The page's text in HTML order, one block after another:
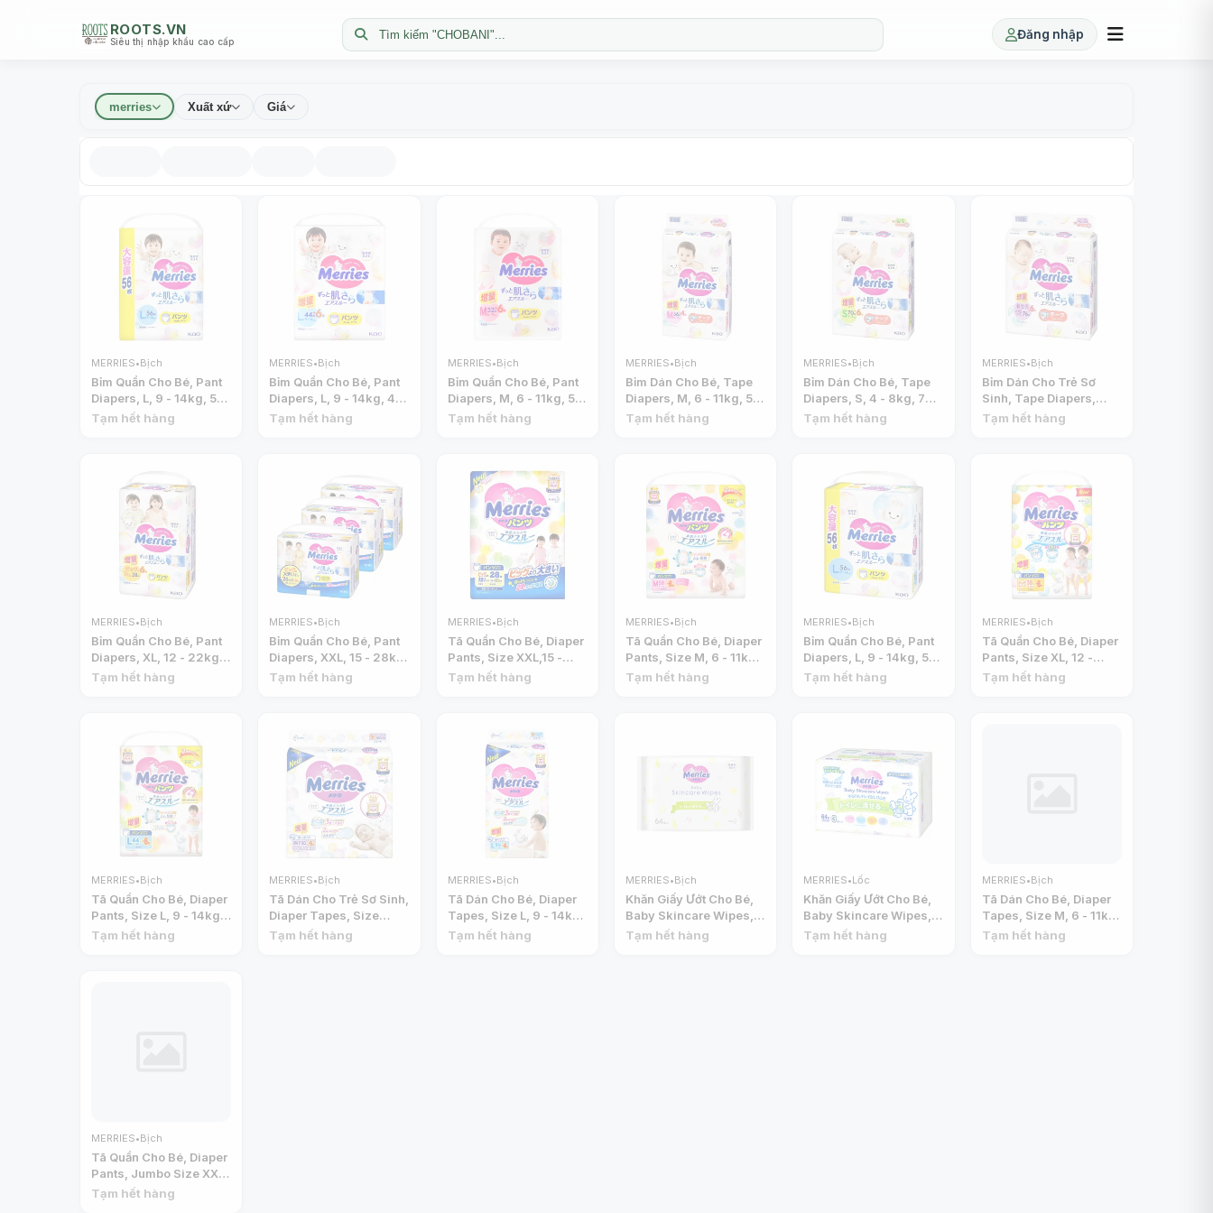
ROOTS.VN
Siêu thị nhập khẩu cao cấp
Tìm kiếm "CHOBANI"... Đăng nhập
merries Xuất xứ Giá
MERRIES•Bịch
Bỉm Quần Cho Bé, Pant
Diapers, L, 9 - 14kg, 56
Miếng - MERRIES
Tạm hết hàng
MERRIES•Bịch
Bỉm Quần Cho Bé, Pant
Diapers, L, 9 - 14kg, 44
+ 6 Miếng - MERRIES
Tạm hết hàng
MERRIES•Bịch
Bỉm Quần Cho Bé, Pant
Diapers, M, 6 - 11kg, 52
+ 6 Miếng - MERRIES
Tạm hết hàng
MERRIES•Bịch
Bỉm Dán Cho Bé, Tape
Diapers, M, 6 - 11kg, 56
+ 4 Miếng - MERRIES
Tạm hết hàng
MERRIES•Bịch
Bỉm Dán Cho Bé, Tape
Diapers, S, 4 - 8kg, 70
+ 6 Miếng - MERRIES
Tạm hết hàng
MERRIES•Bịch
Bỉm Dán Cho Trẻ Sơ
Sinh, Tape Diapers,
Newborn, ~5000g, 76 +
Tạm hết hàng
MERRIES•Bịch
Bỉm Quần Cho Bé, Pant
Diapers, XL, 12 - 22kg,
38 + 6 Miếng -
Tạm hết hàng
MERRIES•Bịch
Bỉm Quần Cho Bé, Pant
Diapers, XXL, 15 - 28kg,
28 Miếng (46 - 64cm) -
Tạm hết hàng
MERRIES•Bịch
Tã Quần Cho Bé, Diaper
Pants, Size XXL,15 -
28kg, 28 Miếng -
Tạm hết hàng
MERRIES•Bịch
Tã Quần Cho Bé, Diaper
Pants, Size M, 6 - 11kg,
64 Miếng - MERRIES
Tạm hết hàng
MERRIES•Bịch
Bỉm Quần Cho Bé, Pant
Diapers, L, 9 - 14kg, 56
Miếng - MERRIES
Tạm hết hàng
MERRIES•Bịch
Tã Quần Cho Bé, Diaper
Pants, Size XL, 12 -
22kg, 44 Miếng -
Tạm hết hàng
MERRIES•Bịch
Tã Quần Cho Bé, Diaper
Pants, Size L, 9 - 14kg,
50 Miếng - MERRIES
Tạm hết hàng
MERRIES•Bịch
Tã Dán Cho Trẻ Sơ Sinh,
Diaper Tapes, Size
Newborn, 96 Miếng -
Tạm hết hàng
MERRIES•Bịch
Tã Dán Cho Bé, Diaper
Tapes, Size L, 9 - 14kg,
58 Miếng - MERRIES
Tạm hết hàng
MERRIES•Bịch
Khăn Giấy Ướt Cho Bé,
Baby Skincare Wipes,
64 Tờ (140 x 200mm) -
Tạm hết hàng
MERRIES•Lốc
Khăn Giấy Ướt Cho Bé,
Baby Skincare Wipes, 3
Gói, 192 Tờ (140 x
Tạm hết hàng
MERRIES•Bịch
Tã Dán Cho Bé, Diaper
Tapes, Size M, 6 - 11kg,
68 Miếng - MERRIES
Tạm hết hàng
MERRIES•Bịch
Tã Quần Cho Bé, Diaper
Pants, Jumbo Size XXL
,15 - 28kg, 32 Miếng -
Tạm hết hàng